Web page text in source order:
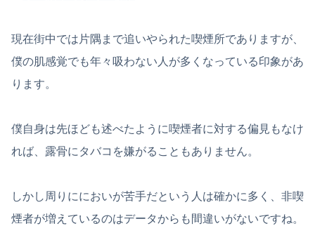
現在街中では片隅まで追いやられた喫煙所でありますが、
僕の肌感覚でも年々吸わない人が多くなっている印象があ
ります。
僕自身は先ほども述べたように喫煙者に対する偏見もなけ
れば、露骨にタバコを嫌がることもありません。
しかし周りににおいが苦手だという人は確かに多く、非喫
煙者が増えているのはデータからも間違いがないですね。